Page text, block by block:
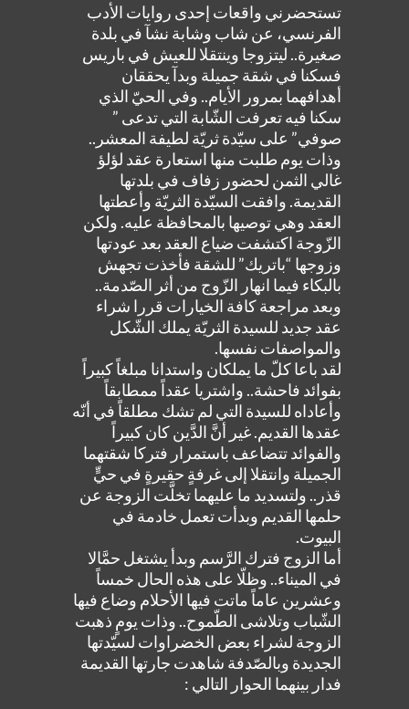
تستحضرني واقعات إحدى روايات الأدب
الفرنسي، عن شاب وشابة نشآ في بلدة
صغيرة.. ليتزوجا وينتقلا للعيش في باريس
فسكنا في شقة جميلة وبدآ يحققان
أهدافهما بمرور الأيام.. وفي الحيّ الذي
سكنا فيه تعرفت الشّابة التي تدعى ”
صوفي” على سيّدة ثريّة لطيفة المعشر..
وذات يوم طلبت منها استعارة عقد لؤلؤ
غالي الثمن لحضور زفاف في بلدتها
القديمة. وافقت السيّدة الثريّة وأعطتها
العقد وهي توصيها بالمحافظة عليه. ولكن
الزّوجة اكتشفت ضياع العقد بعد عودتها
وزوجها “باتريك” للشقة فأخذت تجهش
بالبكاء فيما انهار الزّوج من أثر الصّدمة..
وبعد مراجعة كافة الخيارات قررا شراء
عقد جديد للسيدة الثريّة يملك الشّكل
والمواصفات نفسها.
لقد باعا كلّ ما يملكان واستدانا مبلغاً كبيراً
بفوائد فاحشة.. واشتريا عقداً ممطابقاً
وأعاداه للسيدة التي لم تشك مطلقاً في أنّه
عقدها القديم. غير أنَّ الدَّين كان كبيراً
والفوائد تتضاعف باستمرار فتركا شقتهما
الجميلة وانتقلا إلى غرفةٍ حقيرةٍ في حيٍّ
قذر.. ولتسديد ما عليهما تخلَّت الزوجة عن
حلمها القديم وبدأت تعمل خادمة في
البيوت.
أما الزوج فترك الرَّسم وبدأ يشتغل حمَّالا
في الميناء.. وظلّا على هذه الحال خمساً
وعشرين عاماً ماتت فيها الأحلام وضاع فيها
الشّباب وتلاشى الطّموح.. وذات يومٍ ذهبت
الزوجة لشراء بعض الخضراوات لسيّدتها
الجديدة وبالصّدفة شاهدت جارتها القديمة
فدار بينهما الحوار التالي :